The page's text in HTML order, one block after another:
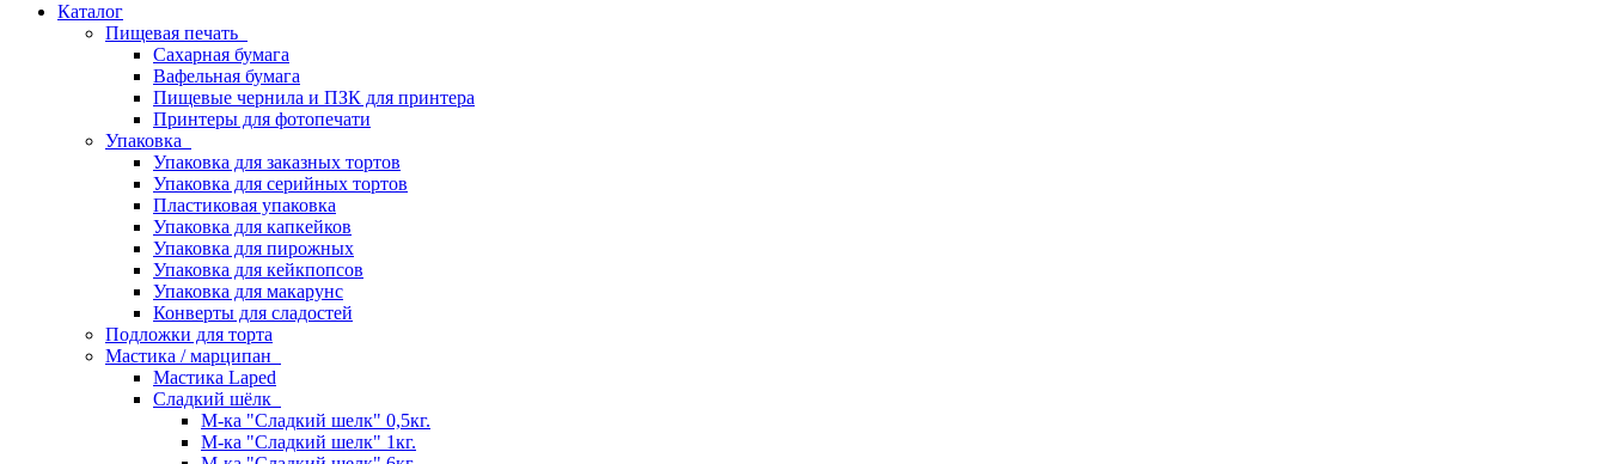
Каталог
Пищевая печать
Сахарная бумага
Вафельная бумага
Пищевые чернила и ПЗК для принтера
Принтеры для фотопечати
Упаковка
Упаковка для заказных тортов
Упаковка для серийных тортов
Пластиковая упаковка
Упаковка для капкейков
Упаковка для пирожных
Упаковка для кейкпопсов
Упаковка для макарунс
Конверты для сладостей
Подложки для торта
Мастика / марципан
Мастика Laped
Сладкий шёлк
М-ка "Сладкий шелк" 0,5кг.
М-ка "Сладкий шелк" 1кг.